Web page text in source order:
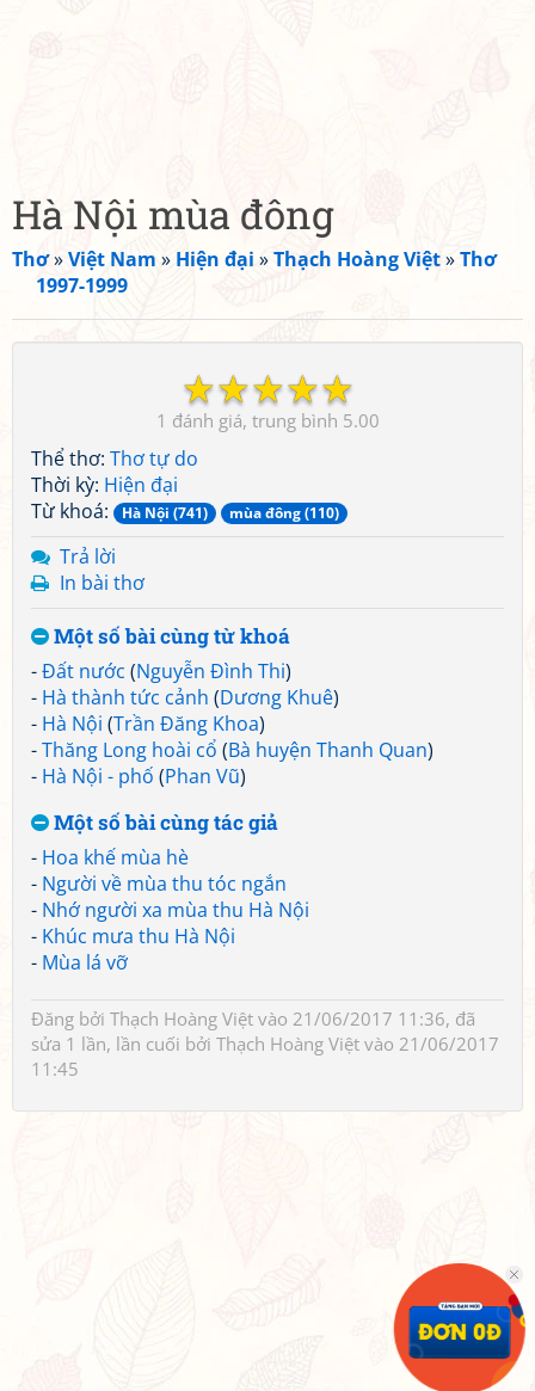
Hà Nội mùa đông
Thơ»Việt Nam » Hiện đại »Thạch Hoàng Việt»Thơ
1997-1999
☆
☆
☆
☆
☆
1 5.00
Thể thơ: Thơ tự do
Thời kỳ: Hiện đại
Từ khoá:
Hà Nội (741) mùa đông (110)
Trả lời
In bài thơ
Một số bài cùng từ khoá
-Đất nước (Nguyễn Đình Thi)
- Hà thành tức cảnh (Dương Khuê)
- Hà Nội (Trần Đăng Khoa)
-Thăng Long hoài cổ (Bà huyện Thanh Quan)
- Hà Nội - phố (Phan Vũ)
Một số bài cùng tác giả
- Hoa khế mùa hè
- Người về mùa thu tóc ngắn
- Nhớ người xa mùa thu Hà Nội
- Khúc mưa thu Hà Nội
- Mùa lá vỡ
Đăng bởi Thạch Hoàng Việt vào 21/06/2017 11:36, đã
sửa 1 lần, lần cuối bởi Thạch Hoàng Việt vào 21/06/2017
11:45